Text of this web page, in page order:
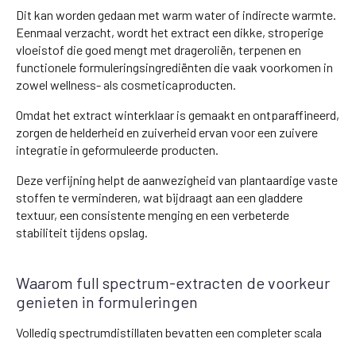
Dit kan worden gedaan met warm water of indirecte warmte.
Eenmaal verzacht, wordt het extract een dikke, stroperige
vloeistof die goed mengt met drageroliën, terpenen en
functionele formuleringsingrediënten die vaak voorkomen in
zowel wellness- als cosmeticaproducten.
Omdat het extract winterklaar is gemaakt en ontparaffineerd,
zorgen de helderheid en zuiverheid ervan voor een zuivere
integratie in geformuleerde producten.
Deze verfijning helpt de aanwezigheid van plantaardige vaste
stoffen te verminderen, wat bijdraagt aan een gladdere
textuur, een consistente menging en een verbeterde
stabiliteit tijdens opslag.
Waarom full spectrum-extracten de voorkeur
genieten in formuleringen
Volledig spectrumdistillaten bevatten een completer scala